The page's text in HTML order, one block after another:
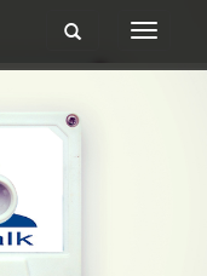
Toggle
Toggle